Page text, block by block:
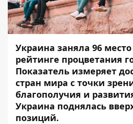
Украина заняла 96
рейтинге процветания
Показатель измеряет
стран мира с точки
благополучия и
Украина поднялась
позиций.